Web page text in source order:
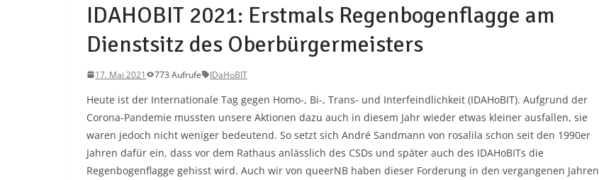
IDAHOBIT 2021: Erstmals Regenbogenflagge am
Dienstsitz des Oberbürgermeisters
17. Mai 2021 773 Aufrufe IDaHoBIT
Heute ist der Internationale Tag gegen Homo-, Bi-, Trans- und Interfeindlichkeit (IDAHoBIT). Aufgrund der
Corona-Pandemie mussten unsere Aktionen dazu auch in diesem Jahr wieder etwas kleiner ausfallen, sie
waren jedoch nicht weniger bedeutend. So setzt sich André Sandmann von rosalila schon seit den 1990er
Jahren dafür ein, dass vor dem Rathaus anlässlich des CSDs und später auch des IDAHoBITs die
Regenbogenflagge gehisst wird. Auch wir von queerNB haben dieser Forderung in den vergangenen Jahren